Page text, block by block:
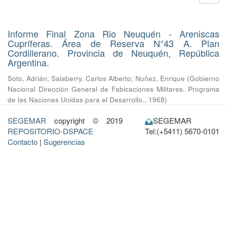
Informe Final Zona Rio Neuquén - Areniscas
Cupríferas. Área de Reserva N°43 A. Plan
Cordillerano. Provincia de Neuquén, República
Argentina.
Soto, Adrián; Salaberry, Carlos Alberto; Nuñez, Enrique (Gobierno
Nacional Dirección General de Fabicaciones Militares. Programa
de las Naciones Unidas para el Desarrollo., 1968)
SEGEMAR copyright © 2019
REPOSITORIO-DSPACE
Contacto | Sugerencias
SEGEMAR
Tel:(+5411) 5670-0101